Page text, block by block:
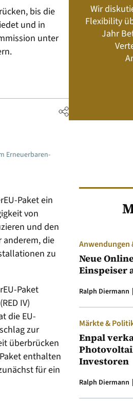
bis die
und in
unter
Erneuerbaren-
Paket ein
von
und den
anderem, die
zu
Paket
IV)
die EU-
zur
überbrücken
enthalten
für ein
Produkte,
Wir
Flexibility
Jahr
Neue
Einspeiser
Ralph Diermann
Märkte &
Enpal
Investoren
Ralph Diermann